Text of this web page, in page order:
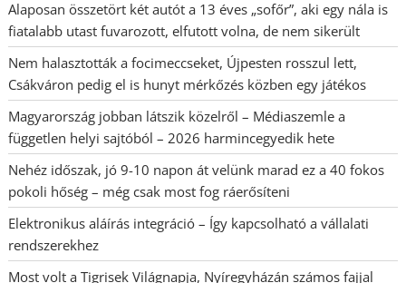
Alaposan összetört két autót a 13 éves „sofőr”, aki egy nála is
fiatalabb utast fuvarozott, elfutott volna, de nem sikerült
Nem halasztották a focimeccseket, Újpesten rosszul lett,
Csákváron pedig el is hunyt mérkőzés közben egy játékos
Magyarország jobban látszik közelről – Médiaszemle a
független helyi sajtóból – 2026 harmincegyedik hete
Nehéz időszak, jó 9-10 napon át velünk marad ez a 40 fokos
pokoli hőség – még csak most fog ráerősíteni
Elektronikus aláírás integráció – Így kapcsolható a vállalati
rendszerekhez
Most volt a Tigrisek Világnapja, Nyíregyházán számos fajjal